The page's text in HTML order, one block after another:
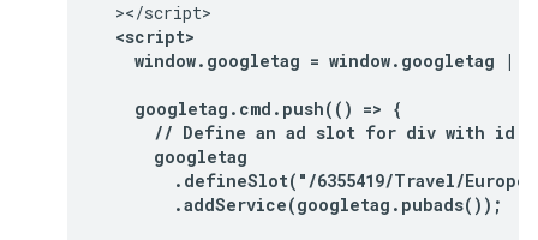
  <script>
window.googletag = window.googletag ||
    googletag.cmd.push(() => {
// Define an ad slot for div with id
      googletag
.defineSlot("/6355419/Travel/
        .addService(googletag.pubads());